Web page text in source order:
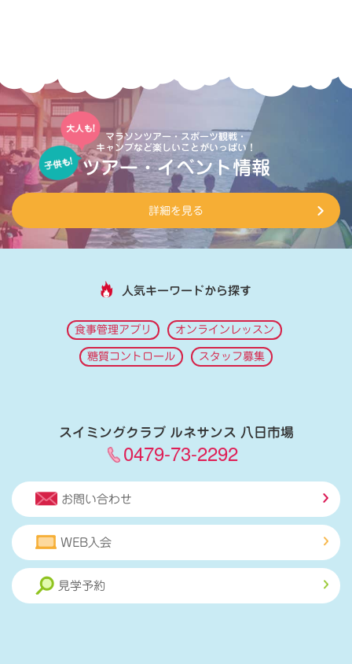
マラソンツアー・スポーツ観戦・
キャンプなど楽しいことがいっぱい！
ツアー・イベント情報
詳細を見る
人気キーワードから探す
食事管理アプリ オンラインレッスン
糖質コントロール スタッフ募集
スイミングクラブ ルネサンス 八日市場
0479-73-2292
お問い合わせ
WEB入会
見学予約